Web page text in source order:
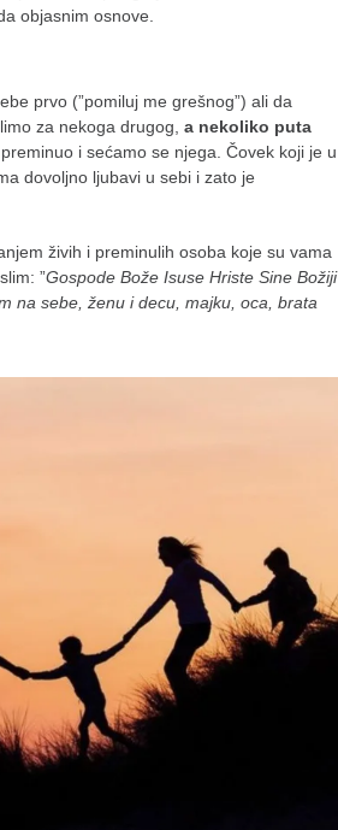
objasnim osnove.
prvo (”pomiluj me grešnog”) ali da
za nekoga drugog, a nekoliko puta
i sećamo se njega. Čovek koji je u
dovoljno ljubavi u sebi i zato je
živih i preminulih osoba koje su vama
”Gospode Bože Isuse Hriste Sine Božiji
na sebe, ženu i decu, majku, oca, brata